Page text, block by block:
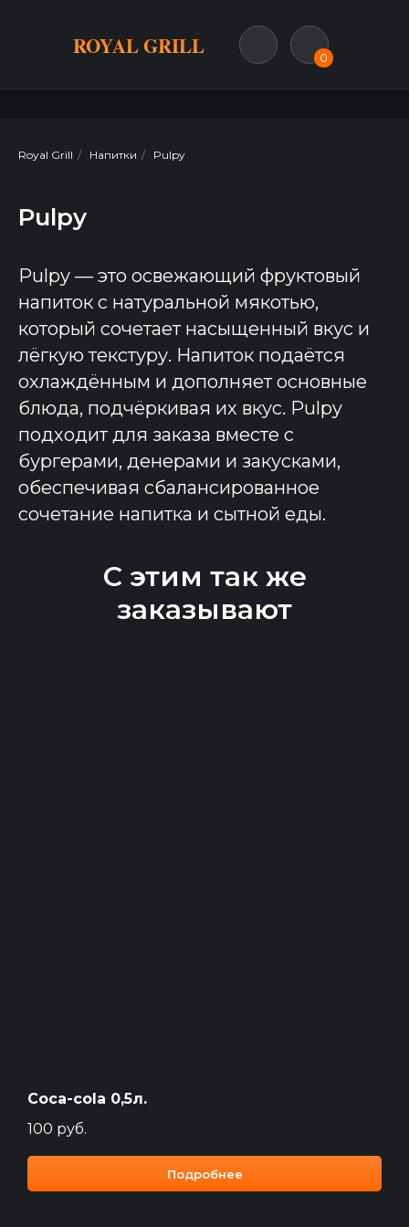
Royal Grill / Напитки / Pulpy
Pulpy
Pulpy — это освежающий фруктовый
напиток с натуральной мякотью,
который сочетает насыщенный вкус и
лёгкую текстуру. Напиток подаётся
охлаждённым и дополняет основные
блюда, подчёркивая их вкус. Pulpy
подходит для заказа вместе с
бургерами, денерами и закусками,
обеспечивая сбалансированное
сочетание напитка и сытной еды.
С этим так же
заказывают
Coca-cola 0,5л.
100 руб.
Подробнее